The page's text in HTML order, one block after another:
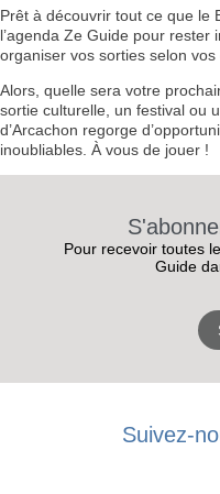
Prêt à découvrir tout ce que le
l’agenda Ze Guide pour
organiser vos sorties selon vos
Alors, quelle sera votre
sortie culturelle, un festival ou
d’Arcachon regorge
inoubliables. À vous de jouer !
Pour recevoir toutes
Guide
Suivez-